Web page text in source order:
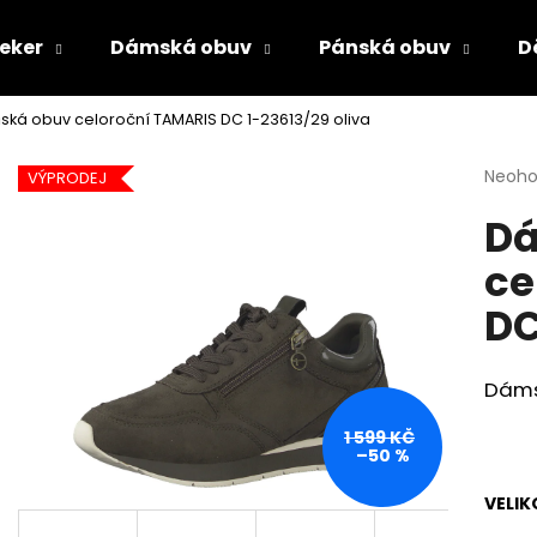
Dámská obuv Pánská obuv
obuv celoroční TAMARIS DC 1-23613/29 oliva
je
z
5
VÝPRODEJ
1 599 KČ
–50 %
Co potřebujete najít?
Doporučujeme
PÁNSKÉ SANDÁLY KEEN NEWPORT BISON DÁMSKÉ